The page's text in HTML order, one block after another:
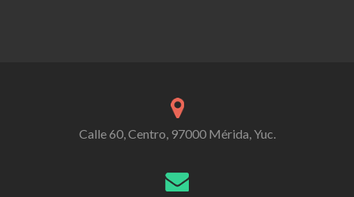
Calle 60, Centro, 97000 Mérida, Yuc.